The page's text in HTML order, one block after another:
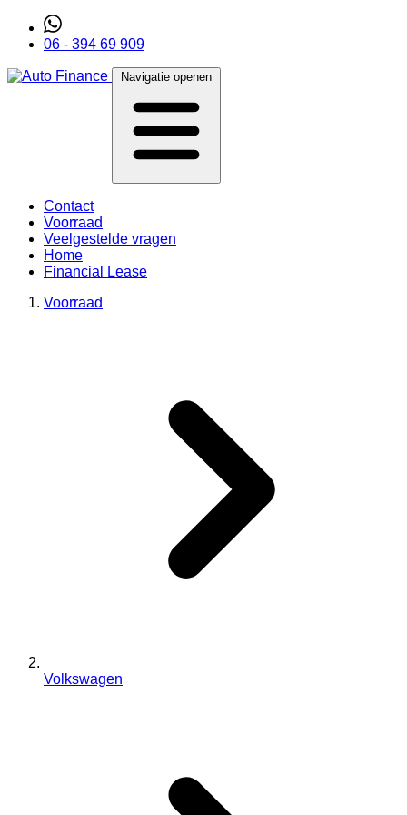
06 - 394 69 909
Navigatie openen
Contact
Voorraad
Veelgestelde vragen
Home
Financial Lease
Voorraad
Volkswagen